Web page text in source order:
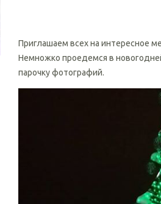
Приглашаем всех на интересное
Немножко проедемся в
парочку фотографий.